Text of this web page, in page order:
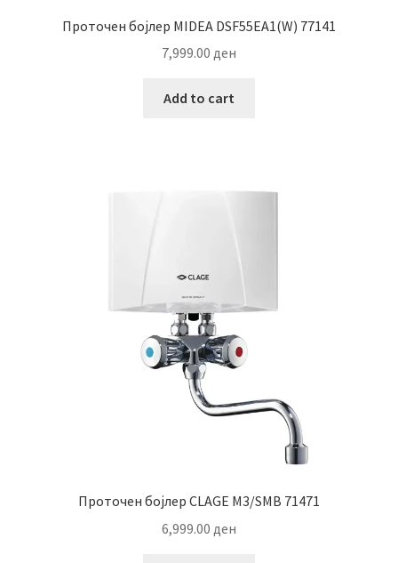
Проточен бојлер MIDEA DSF55EA1(W) 77141
7,999.00 ден
Add to cart
Проточен бојлер CLAGE M3/SMB 71471
6,999.00 ден